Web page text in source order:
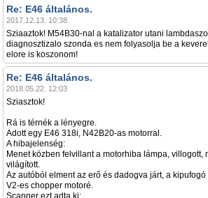
Re: E46 általános.
2017.12.13. 10:38
Sziaaztok! M54B30-nal a katalizator utani
diagnosztizalo szonda es nem folyasolja be a
elore is koszonom!
Re: E46 általános.
2018.05.22. 12:03
Sziasztok!
Rá is térnék a lényegre.
Adott egy E46 318i, N42B20-as motorral.
A hibajelenség:
Menet közben felvillant a motorhiba lámpa, villogott,
világított.
Az autóból elment az erő és dadogva járt, a
V2-es chopper motoré.